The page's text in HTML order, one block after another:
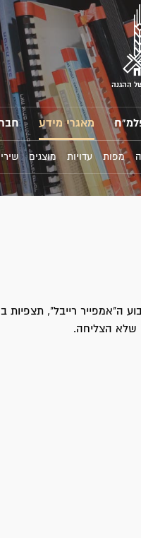
ההגנה
מאגרי מידע
מפות עדויות מוצגים
ה"אמפייר רייבל", תצפיות
שלא הצליחה.